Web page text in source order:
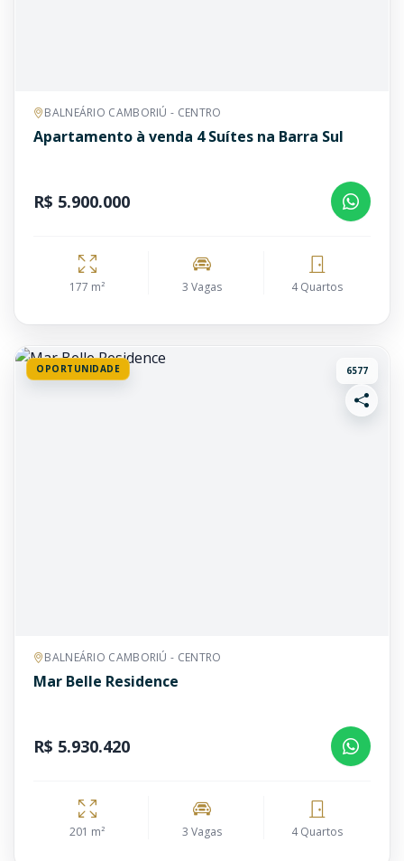
BALNEÁRIO CAMBORIÚ - CENTRO
Apartamento à venda 4 Suítes na Barra Sul
R$ 5.900.000
177 m² 3 Vagas 4 Quartos
OPORTUNIDADE 6577
BALNEÁRIO CAMBORIÚ - CENTRO
Mar Belle Residence
R$ 5.930.420
201 m² 3 Vagas 4 Quartos